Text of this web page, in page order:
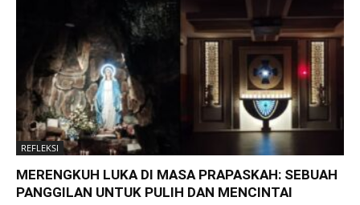
REFLEKSI
MERENGKUH LUKA DI MASA PRAPASKAH: SEBUAH
PANGGILAN UNTUK PULIH DAN MENCINTAI